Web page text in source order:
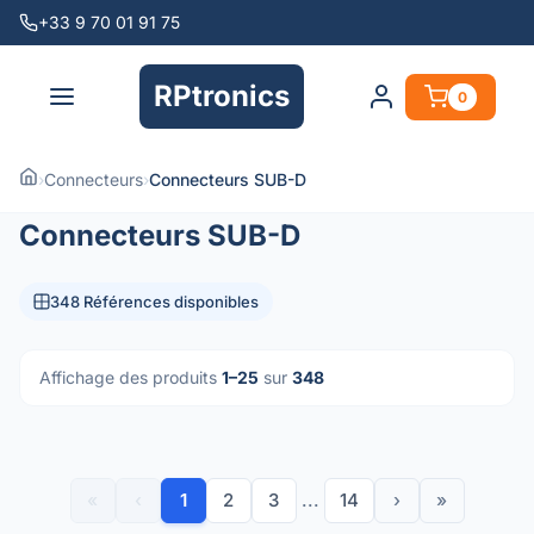
+33 9 70 01 91 75
RPtronics 0
›Connecteurs›Connecteurs SUB-D
Connecteurs SUB-D
348 Références disponibles
Affichage des produits 1–25 sur 348
1 2 3 ... 14 › »